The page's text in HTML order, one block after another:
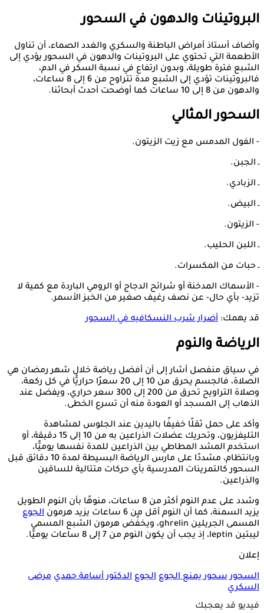
البروتينات والدهون في السحور
وأضاف أستاذ أمراض الباطنة والسكري والغدد الصماء، أن تناول
الأطعمة التي تحتوي على البروتينات والدهون في السحور يؤدي إلى
الشبع فترة طويلة، وبدون ارتفاع في نسبة السكر في الدم،
فالبروتينات تؤدي إلى الشبع مدة تتراوح من 6 إلى 8 ساعات،
والدهون من 8 إلى 10 ساعات كما أوضحت أحدث أبحاثنا.
السحور المثالي
- الفول المدمس مع زيت الزيتون.
ـ الجبن.
ـ الزبادي.
ـ البيض.
- الزيتون.
ـ اللبن الحليب.
ـ حبات من المكسرات.
- الأسماك المدخنة أو شرائح الدجاج أو الرومي الباردة مع كمية لا
تزيد- بأي حال- عن نصف رغيف صغير من الخبز الأسمر.
قد يهمك: أضرار شرب النسكافيه في السحور
الرياضة والنوم
في سياق منفصل أشار إلى أن أفضل رياضة خلال شهر رمضان هي
الصلاة، فالجسم يحرق من 10 إلى 20 سعرًا حراريًّا في كل ركعة،
وصلاة التراويح تحرق من 200 إلى 300 سعر حراري، ويفضل عند
الذهاب إلى المسجد أو العودة منه أن تسرع الخطى.
وأكد على حمل ثقلًا خفيفًا باليدين عند الجلوس لمشاهدة
التليفزيون، وتحريك عضلات الذراعين به من 10 إلى 15 دقيقة، أو
استخدم المشد المطاطي بين الذراعين للمدة نفسها يوميًّا،
وبانتظام، مشددًا على مارس الرياضة البسيطة لمدة 10 دقائق قبل
السحور كالتمرينات المدرسية بأي حركات متتالية للساقين
والذراعين.
وشدد على عدم النوم أكثر من 8 ساعات، منوهًا بأن النوم الطويل
يزيد السمنة، كما أن النوم أقل من 6 ساعات يزيد هرمون
الجوع
المسمى الجريلين ghrelin، ويخفِّض هرمون الشبع المسمى
ليبتين leptin، إذ يجب أن يكون النوم من 7 إلى 8 ساعات يوميًّا.
إعلان
السحور سحور يمنع الجوع الجوع الدكتور أسامة حمدي مرضى
السكري
فيديو قد يعجبك